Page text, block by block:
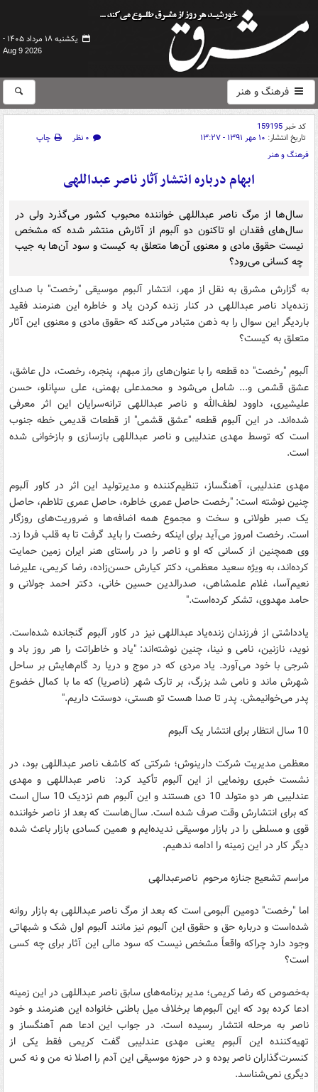
یکشنبه ۱۸ مرداد ۱۴۰۵ -
Aug 9 2026
فرهنگ و هنر
کد خبر159195
تاریخ انتشار: ۱۰ مهر ۱۳۹۱ - ۱۳:۲۷ ۰ نظر
چاپ
فرهنگ و هنر
ابهام درباره انتشار آثار ناصر عبداللهی
سال‌ها از مرگ ناصر عبداللهی خواننده محبوب کشور می‌گذرد ولی در
سال‌های فقدان او تاکنون دو آلبوم از آثارش منتشر شده که مشخص
نیست حقوق مادی و معنوی آن‌ها متعلق به کیست و سود آن‌ها به جیب
چه کسانی می‌رود؟
به گزارش مشرق به نقل از مهر،‌ انتشار آلبوم موسیقی "رخصت" با صدای
زنده‌یاد ناصر عبداللهی در کنار زنده کردن یاد و خاطره این هنرمند فقید
باردیگر این سوال را به ذهن متبادر می‌کند که حقوق مادی و معنوی این آثار
متعلق به کیست؟
آلبوم "رخصت" ده قطعه را با عنوان‌های راز مبهم‌، پنجره، رخصت، دل عاشق،
عشق قشمی و... شامل می‌شود و محمدعلی بهمنی، علی سپانلو‌، حسن
علیشیری‌، داوود لطف‌الله و ناصر عبداللهی ترانه‌سرایان این اثر معرفی
شده‌اند‌. در این آلبوم قطعه "عشق قشمی" از قطعات قدیمی خطه جنوب
است که توسط مهدی عندلیبی و ناصر عبداللهی بازسازی و بازخوانی شده
است.
مهدی عندلیبی، آهنگساز، تنظیم‌کننده و مدیرتولید این اثر در کاور آلبوم
چنین نوشته است: "رخصت حاصل عمری خاطره، حاصل عمری تلاطم، حاصل
یک صبر طولانی و سخت و مجموع همه اضافه‌ها و ضروریت‌های روزگار
است. رخصت امروز می‌آید برای اینکه رخصت را باید گرفت تا به قلب فردا زد.
وی همچنین از کسانی که او و ناصر را در راستای هنر ایران زمین حمایت
کرده‌اند، به ویژه سعید معظمی، دکتر کیارش حسن‌زاده، رضا کریمی، علیرضا
نعیم‌آسا، غلام علمشاهی، صدرالدین حسین خانی، دکتر احمد جولانی و
حامد مهدوی، تشکر کرده‌است."
یادداشتی از فرزندان زنده‌یاد عبداللهی نیز در کاور آلبوم گنجانده شده‌است.
نوید، نازنین، نامی و نینا، چنین نوشته‌اند: "یاد و خاطراتت را هر روز باد و
شرجی با خود می‌آورد. یاد مردی که در موج و دریا رد گام‌هایش بر ساحل
شهرش ماند و نامی شد بزرگ، بر تارک شهر (ناصریا) که ما با کمال خضوع
پدر می‌خوانیمش. پدر تا صدا هست تو هستی، دوستت داریم."
10 سال انتظار برای انتشار یک آلبوم
معظمی مدیریت شرکت دارینوش؛ شرکتی که کاشف ناصر عبداللهی بود، در
نشست خبری رونمایی از این آلبوم تأکید کرد: ناصر عبداللهی و مهدی
عندلیبی هر دو متولد 10 دی هستند و این آلبوم هم نزدیک 10 سال است
که برای انتشارش وقت صرف شده است. سال‌هاست که بعد از ناصر خواننده
قوی و مسلطی را در بازار موسیقی ندیده‌ایم و همین کسادی بازار باعث شده
دیگر کار در این زمینه را ادامه ندهیم.
مراسم تشعیع جنازه مرحوم ناصرعبدالهی
اما "رخصت" دومین آلبومی است که بعد از مرگ ناصر عبداللهی به بازار روانه
شده‌است و درباره حق و حقوق این آلبوم نیز مانند آلبوم اول شک و شبهاتی
وجود دارد چراکه واقعاً مشخص نیست که سود مالی این آثار برای چه کسی
است؟
به‌خصوص که رضا کریمی؛ مدیر برنامه‌های سابق ناصر عبداللهی در این زمینه
ادعا کرده بود که این آلبوم‌ها برخلاف میل باطنی خانواده این هنرمند و خود
ناصر به مرحله انتشار رسیده است. در جواب این ادعا هم آهنگساز و
تهیه‌کننده این آلبوم یعنی مهدی عندلیبی گفت کریمی فقط یکی از
کنسرت‌گذاران ناصر بوده و در حوزه موسیقی این آدم را اصلا نه من و نه کس
دیگری نمی‌شناسد.